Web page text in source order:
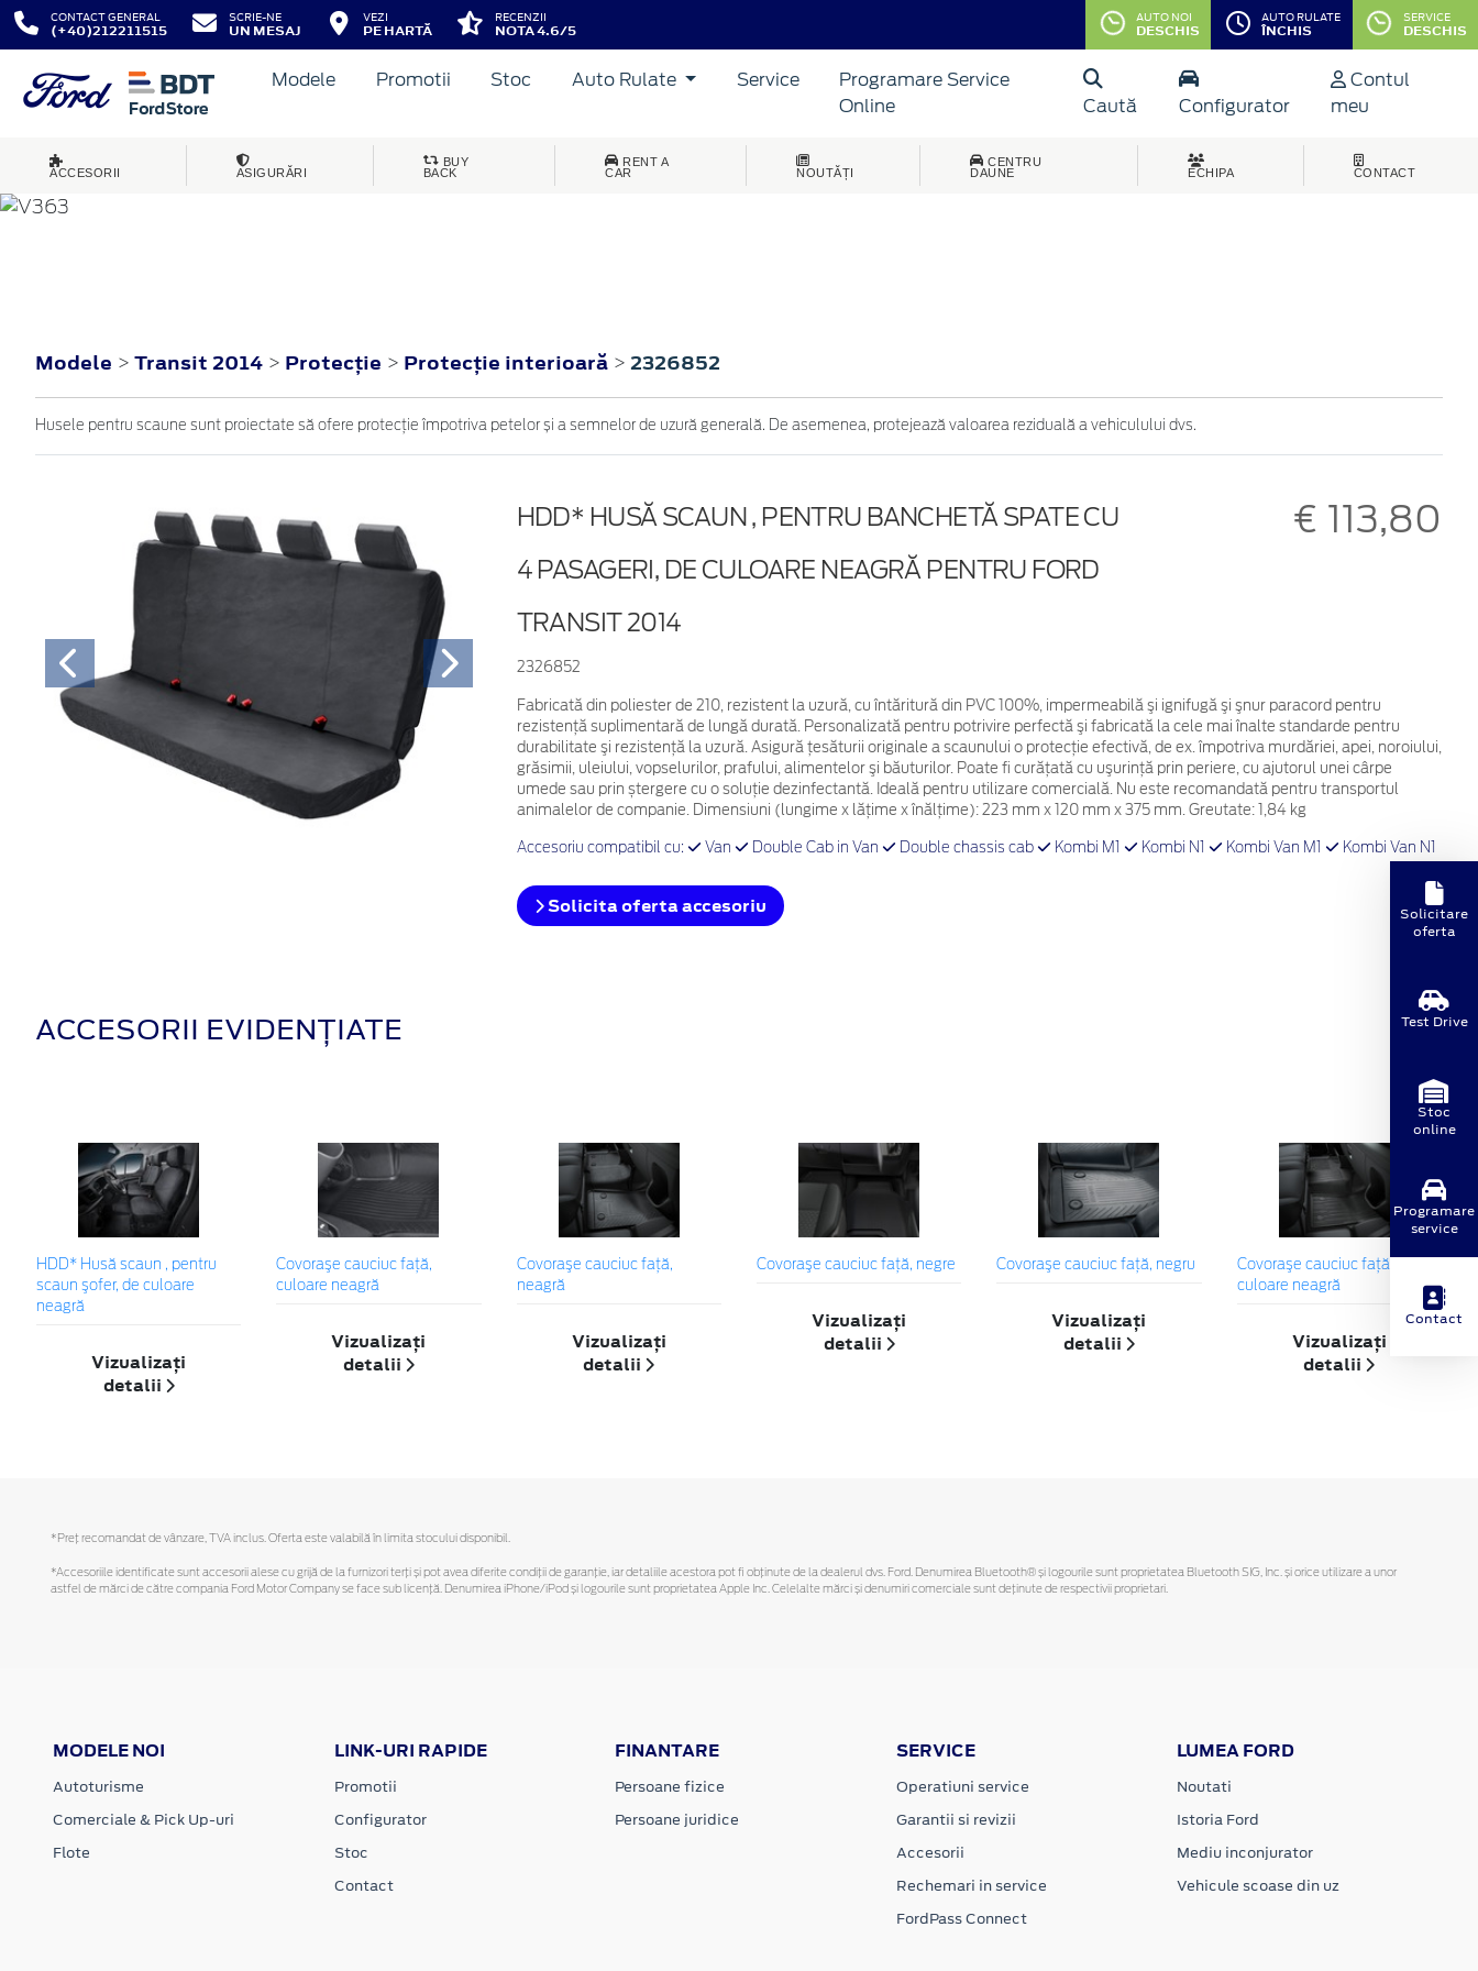
CONTACT GENERAL
(+40)212211515
SCRIE-NE
UN MESAJ
VEZI
PE HARTĂ
RECENZII
NOTA 4.6/5
AUTO NOI
DESCHIS
AUTO RULATE
ÎNCHIS
SERVICE
DESCHIS
Modele Promotii Stoc Auto Rulate Service
Programare Service
Online
Caută Configurator
Contul
meu
ACCESORII ASIGURĂRI
BUY
BACK
RENT A
CAR
NOUTĂȚI
CENTRU
DAUNE
ECHIPA CONTACT
TRANSIT
Modele > Transit 2014 > Protecţie > Protecţie interioară > 2326852
Husele pentru scaune sunt proiectate să ofere protecție împotriva petelor și a semnelor de uzură generală. De asemenea, protejează valoarea reziduală a vehiculului dvs.
HDD* HUSĂ SCAUN , PENTRU BANCHETĂ SPATE CU
4 PASAGERI, DE CULOARE NEAGRĂ PENTRU FORD
TRANSIT 2014
2326852
€ 113,80
Fabricată din poliester de 210, rezistent la uzură, cu întăritură din PVC 100%, impermeabilă şi ignifugă şi şnur paracord pentru
rezistenţă suplimentară de lungă durată. Personalizată pentru potrivire perfectă şi fabricată la cele mai înalte standarde pentru
durabilitate şi rezistenţă la uzură. Asigură ţesăturii originale a scaunului o protecţie efectivă, de ex. împotriva murdăriei, apei, noroiului,
grăsimii, uleiului, vopselurilor, prafului, alimentelor şi băuturilor. Poate fi curăţată cu uşurinţă prin periere, cu ajutorul unei cârpe
umede sau prin ștergere cu o soluție dezinfectantă. Ideală pentru utilizare comercială. Nu este recomandată pentru transportul
animalelor de companie. Dimensiuni (lungime x lăţime x înălţime): 223 mm x 120 mm x 375 mm. Greutate: 1,84 kg
Accesoriu compatibil cu: Van Double Cab in Van Double chassis cab Kombi M1 Kombi N1 Kombi Van M1 Kombi Van N1
Solicita oferta accesoriu
ACCESORII EVIDENȚIATE
HDD* Husă scaun , pentru
scaun şofer, de culoare
neagră
Vizualizați
detalii
Covoraşe cauciuc faţă,
culoare neagră
Vizualizați
detalii
Covoraşe cauciuc faţă,
neagră
Vizualizați
detalii
Covoraşe cauciuc faţă, negre
Vizualizați
detalii
Covoraşe cauciuc față, negru
Vizualizați
detalii
Covoraşe cauciuc față, de
culoare neagră
Vizualizați
detalii
*Preţ recomandat de vânzare, TVA inclus. Oferta este valabilă în limita stocului disponibil.
*Accesoriile identificate sunt accesorii alese cu grijă de la furnizori terți și pot avea diferite condiții de garanție, iar detaliile acestora pot fi obținute de la dealerul dvs. Ford. Denumirea Bluetooth® și logourile sunt proprietatea Bluetooth SIG, Inc. și orice utilizare a unor
astfel de mărci de către compania Ford Motor Company se face sub licență. Denumirea iPhone/iPod și logourile sunt proprietatea Apple Inc. Celelalte mărci și denumiri comerciale sunt deținute de respectivii proprietari.
MODELE NOI
Autoturisme
Comerciale & Pick Up-uri
Flote
LINK-URI RAPIDE
Promotii
Configurator
Stoc
Contact
FINANTARE
Persoane fizice
Persoane juridice
SERVICE
Operatiuni service
Garantii si revizii
Accesorii
Rechemari in service
FordPass Connect
LUMEA FORD
Noutati
Istoria Ford
Mediu inconjurator
Vehicule scoase din uz
Solicitare
oferta
Test Drive
Stoc
online
Programare
service
Contact